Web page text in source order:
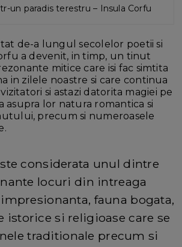
un paradis terestru – Insula Corfu
de-a lungul secolelor poetii si
a devenit, in timp, un tinut
mitice care isi fac simtita
in zilele noastre si care continua
si astazi datorita magiei pe
asupra lor natura romantica si
precum si numeroasele
considerata unul dintre
locuri din intreaga
fauna bogata,
istorice si religioase care se
traditionale precum si